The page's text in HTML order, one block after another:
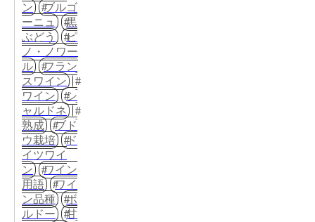
ン
ブルゴ
ーニュ
黒
ぶどう
ピ
ノ・ノワー
ル
フラン
スワイン
ワイン
シ
ャルドネ
熟成
ブド
ウ栽培
ド
イツワイ
ン
ワイン
用語
ワイ
ン品種
ボ
ルドー
甘